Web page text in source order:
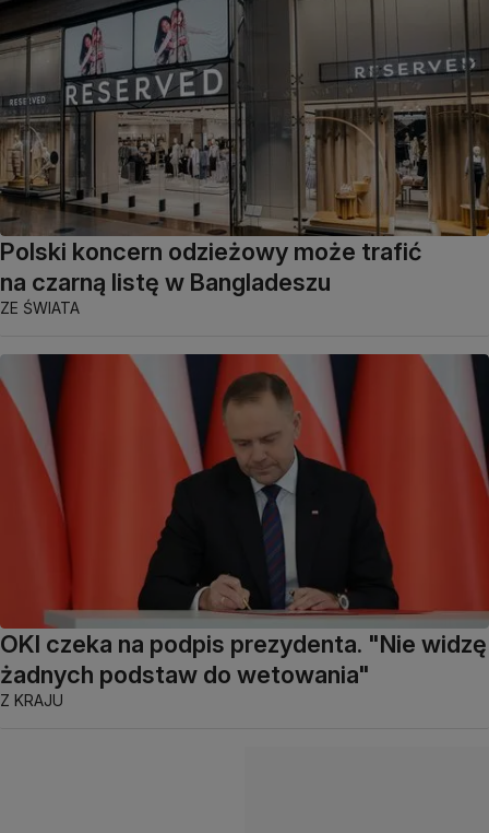
Polski koncern odzieżowy może trafić
na czarną listę w Bangladeszu
ZE ŚWIATA
OKI czeka na podpis prezydenta. "Nie widzę
żadnych podstaw do wetowania"
Z KRAJU